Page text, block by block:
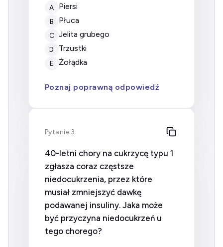
A Piersi
B Płuca
C Jelita grubego
D Trzustki
E Żołądka
Poznaj poprawną odpowiedź
Pytanie 3
40-letni chory na cukrzycę typu 1
zgłasza coraz częstsze
niedocukrzenia, przez które
musiał zmniejszyć dawkę
podawanej insuliny. Jaka może
być przyczyna niedocukrzeń u
tego chorego?